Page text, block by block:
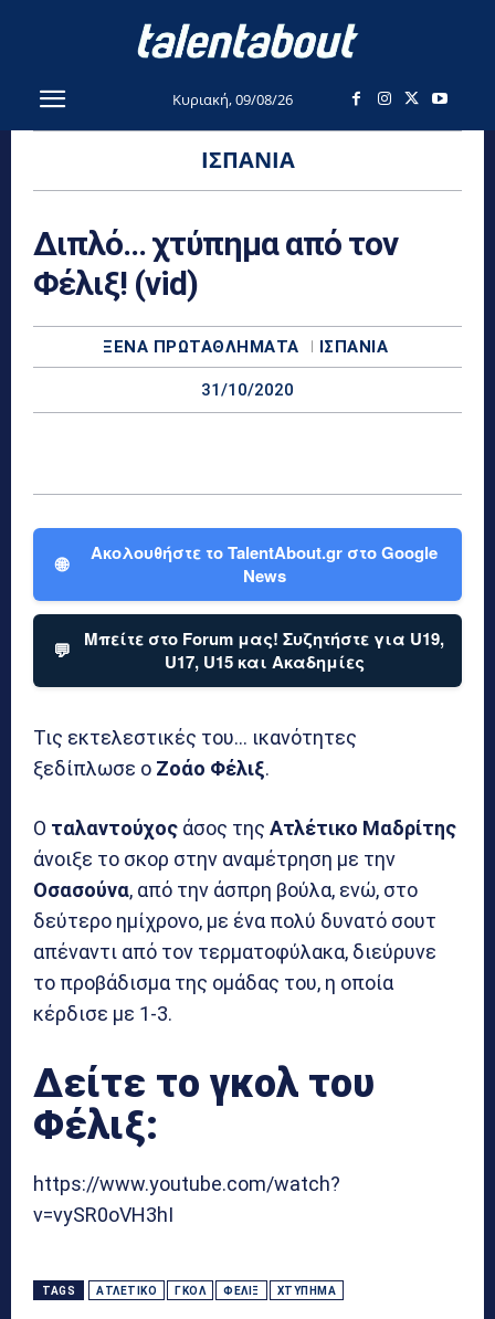
Κυριακή, 09/08/26
ΙΣΠΑΝΊΑ
Διπλό… χτύπημα από τον
Φέλιξ! (vid)
ΞΈΝΑ ΠΡΩΤΑΘΛΉΜΑΤΑ ΙΣΠΑΝΊΑ
31/10/2020
🌐
Ακολουθήστε το TalentAbout.gr στο Google
News
💬
Μπείτε στο Forum μας! Συζητήστε για U19,
U17, U15 και Ακαδημίες
Τις εκτελεστικές του… ικανότητες
ξεδίπλωσε ο Ζοάο Φέλιξ.
Ο ταλαντούχος άσος της Ατλέτικο Μαδρίτης
άνοιξε το σκορ στην αναμέτρηση με την
Οσασούνα, από την άσπρη βούλα, ενώ, στο
δεύτερο ημίχρονο, με ένα πολύ δυνατό σουτ
απέναντι από τον τερματοφύλακα, διεύρυνε
το προβάδισμα της ομάδας του, η οποία
κέρδισε με 1-3.
Δείτε το γκολ του
Φέλιξ:
https://www.youtube.com/watch?
v=vySR0oVH3hI
TAGS ΑΤΛΈΤΙΚΟ ΓΚΟΛ ΦΈΛΙΞ ΧΤΎΠΗΜΑ